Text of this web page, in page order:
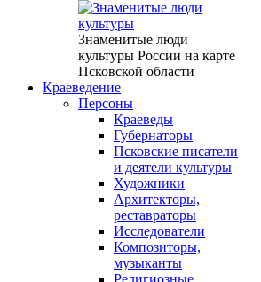
Знаменитые люди
культуры России на карте
Псковской области
Краеведение
Персоны
Краеведы
Губернаторы
Псковские писатели
и деятели культуры
Художники
Архитекторы,
реставраторы
Исследователи
Композиторы,
музыканты
Религиозные